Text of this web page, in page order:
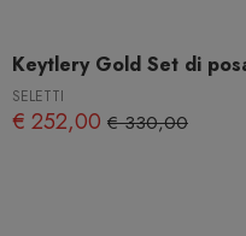
Keytlery Gold Set di
SELETTI
€ 252,00 € 330,00